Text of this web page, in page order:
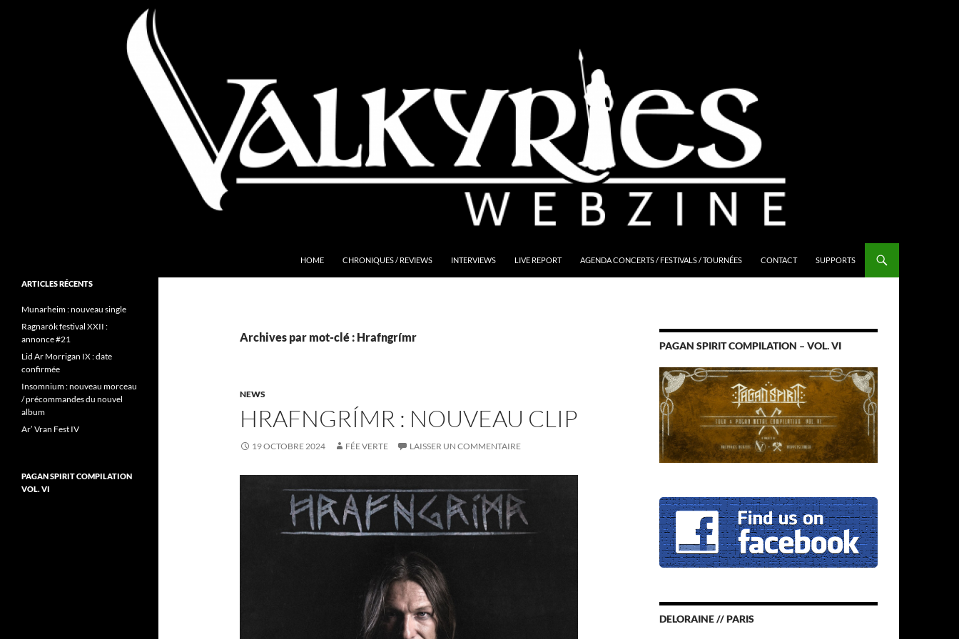
HOME CHRONIQUES / REVIEWS INTERVIEWS LIVE REPORT AGENDA CONCERTS / FESTIVALS / TOURNÉES CONTACT SUPPORTS
Archives par mot-clé : Hrafngrímr
NEWS
HRAFNGRÍMR : NOUVEAU CLIP
19 OCTOBRE 2024 FÉE VERTE LAISSER UN COMMENTAIRE
PAGAN SPIRIT COMPILATION – VOL. VI
DELORAINE // PARIS
Folk Pagan Webzine
ARTICLES RÉCENTS
Munarheim : nouveau single
Ragnarök festival XXII :
annonce #21
Lid Ar Morrigan IX : date
confirmée
Insomnium : nouveau morceau
/ précommandes du nouvel
album
Ar’ Vran Fest IV
PAGAN SPIRIT COMPILATION
VOL. VI